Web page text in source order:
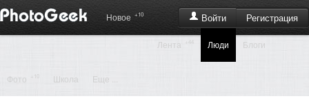
Войти Регистрация
Новое +10
Лента +44 Люди Блоги
Фото Школа Еще ...